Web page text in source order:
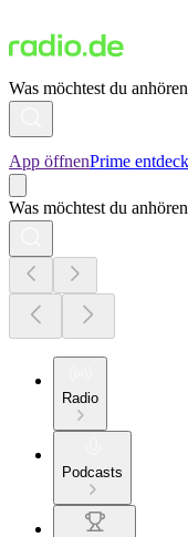
Was möchtest du
App öffnenPrime
Was möchtest du
Radio
Podcasts